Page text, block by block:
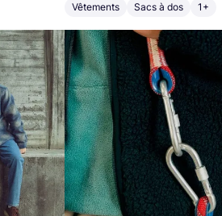
Vêtements Sacs à dos 1+